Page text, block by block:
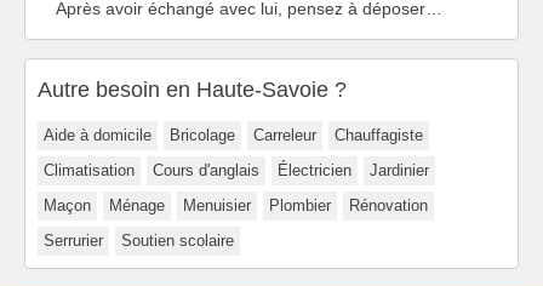
Après avoir échangé avec lui, pensez à déposer…
Autre besoin en Haute-Savoie ?
Aide à domicile Bricolage Carreleur
Chauffagiste
Climatisation
Cours d'anglais Électricien
Jardinier
Maçon
Ménage Menuisier Plombier
Rénovation
Serrurier
Soutien scolaire